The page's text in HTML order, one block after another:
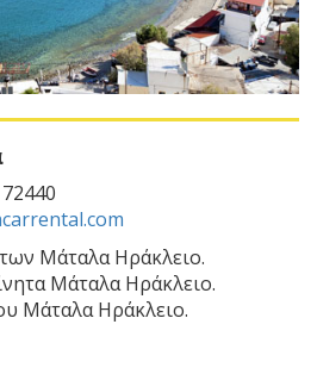
Μάταλα Ηράκλειο.
Μάταλα Ηράκλειο.
Μάταλα Ηράκλειο.